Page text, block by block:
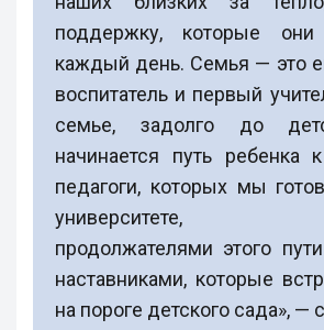
поддержку, которые
каждый день. Семья — это
воспитатель и первый
семье, задолго до
начинается путь ребенка
педагоги, которых мы
университете,
продолжателями этого
наставниками, которые
на пороге детского сада», —